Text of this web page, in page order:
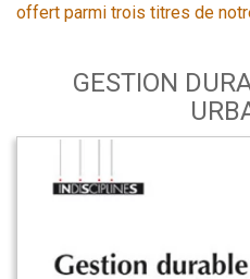
offert parmi trois titres de
GESTION